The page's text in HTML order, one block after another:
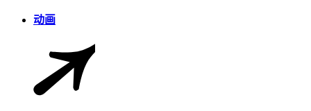
动画